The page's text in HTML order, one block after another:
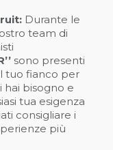
Durante le
team di
sono presenti
tuo fianco per
bisogno e
tua esigenza
consigliare i
più